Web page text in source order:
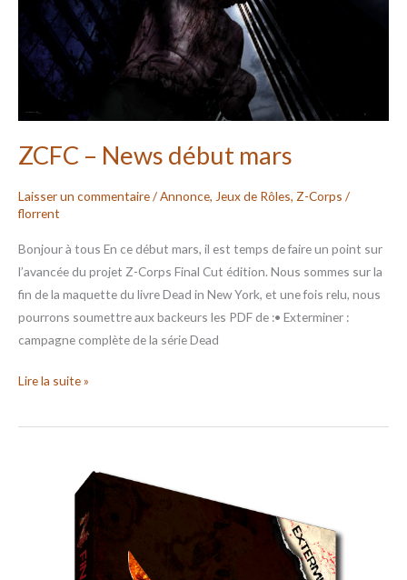
ZCFC – News début mars
Laisser un commentaire/Annonce, Jeux de Rôles, Z-Corps /
florrent
Bonjour à tous En ce début mars, il est temps de faire un point sur
l’avancée du projet Z-Corps Final Cut édition. Nous sommes sur la
fin de la maquette du livre Dead in New York, et une fois relu, nous
pourrons soumettre aux backeurs les PDF de :• Exterminer :
campagne complète de la série Dead
Lire la suite »